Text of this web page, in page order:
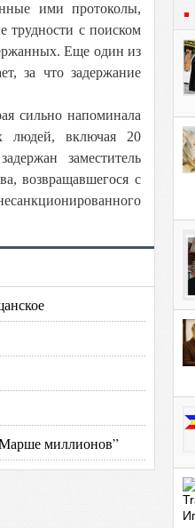
ими протоколы,
трудности с поиском
Еще один из
за что задержание
сильно напоминала
людей, включая 20
заместитель
возвращавшегося с
миллионов”